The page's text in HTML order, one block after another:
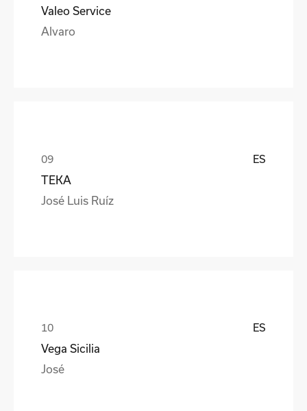
Valeo Service
Alvaro
ES
TEKA
José Luis Ruíz
ES
Vega Sicilia
José